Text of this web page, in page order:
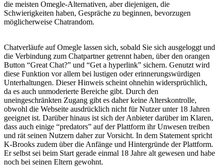
die meisten Omegle-Alternativen, aber diejenigen, die
Schwierigkeiten haben, Gespräche zu beginnen, bevorzugen
möglicherweise Chatrandom.
Chatverläufe auf Omegle lassen sich, sobald Sie sich ausgeloggt und
die Verbindung zum Chatpartner getrennt haben, über den orangen
Button “Great Chat?” und “Get a hyperlink” sichern. Genutzt wird
diese Funktion vor allem bei lustigen oder erinnerungswürdigen
Unterhaltungen. Dieser Hinweis scheint ohnehin widersprüchlich,
da es auch unmoderierte Bereiche gibt. Durch den
uneingeschränkten Zugang gibt es daher keine Alterskontrolle,
obwohl die Webseite ausdrücklich nicht für Nutzer unter 18 Jahren
geeignet ist. Darüber hinaus ist sich der Anbieter darüber im Klaren,
dass auch einige “predators” auf der Plattform ihr Unwesen treiben
und rät seinen Nutzern daher zur Vorsicht. In dem Statement spricht
K-Brooks zudem über die Anfänge und Hintergründe der Plattform.
Er selbst sei beim Start gerade einmal 18 Jahre alt gewesen und habe
noch bei seinen Eltern gewohnt.